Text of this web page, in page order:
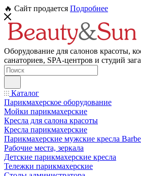
🔥 Сайт продается Подробнее
Оборудование для салонов красоты,
санаториев, SPA-центров и студий
Каталог
Парикмахерское оборудование
Мойки парикмахерские
Кресла для салона красоты
Кресла парикмахерские
Парикмахерские мужские кресла
Рабочие места, зеркала
Детские парикмахерские кресла
Тележки парикмахерские